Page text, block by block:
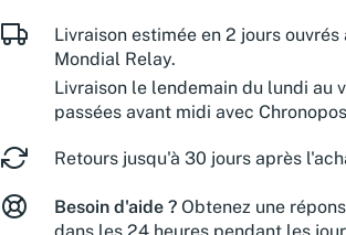
Livraison estimée en 2 jours
Mondial Relay.
Livraison le lendemain du lundi au
passées avant midi avec
Retours jusqu'à 30 jours après
Besoin d'aide ? Obtenez une
dans les 24 heures pendant les